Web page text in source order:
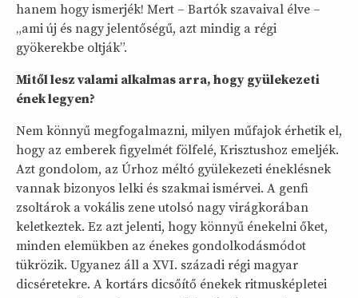
hanem hogy ismerjék! Mert – Bartók szavaival élve –
„ami új és nagy jelentőségű, azt mindig a régi
gyökerekbe oltják”.
Mitől lesz valami alkalmas arra, hogy gyülekezeti
ének legyen?
Nem könnyű megfogalmazni, milyen műfajok érhetik el,
hogy az emberek figyelmét fölfelé, Krisztushoz emeljék.
Azt gondolom, az Úrhoz méltó gyülekezeti éneklésnek
vannak bizonyos lelki és szakmai ismérvei. A genfi
zsoltárok a vokális zene utolsó nagy virágkorában
keletkeztek. Ez azt jelenti, hogy könnyű énekelni őket,
minden elemükben az énekes gondolkodásmódot
tükrözik. Ugyanez áll a XVI. századi régi magyar
dicséretekre. A kortárs dicsőítő énekek ritmusképletei